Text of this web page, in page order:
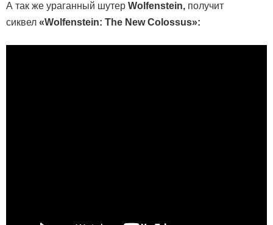
А так же ураганный шутер Wolfenstein, получит
сиквел «Wolfenstein: The New Colossus»: